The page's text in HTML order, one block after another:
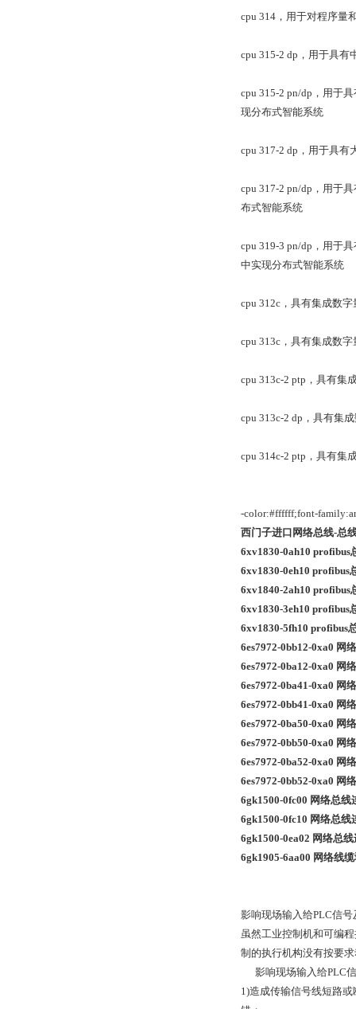
cpu 314，用于对程序量
cpu 315-2 dp，用于具有
cpu 315-2 pn/dp，用于
现分布式智能系统
cpu 317-2 dp，用于具有
cpu 317-2 pn/dp，用于
布式智能系统
cpu 319-3 pn/dp，用于
中实现分布式智能系统
cpu 312c，具有集成数
cpu 313c，具有集成数
cpu 313c-2 ptp，具有集
cpu 313c-2 dp，具有集
cpu 314c-2 ptp，具有集
-color:#ffffff;font-
西门子进口网络总线-总
6xv1830-0ah10 profibus
6xv1830-0eh10 profibus
6xv1840-2ah10 profibus
6xv1830-3eh10 profibus
6xv1830-5fh10 profibus
6es7972-0bb12-0xa0 网
6es7972-0ba12-0xa0 网
6es7972-0ba41-0xa0 网
6es7972-0bb41-0xa0 网
6es7972-0ba50-0xa0 网
6es7972-0bb50-0xa0 网
6es7972-0ba52-0xa0 网
6es7972-0bb52-0xa0 网
6gk1500-0fc00 网络总线
6gk1500-0fc10 网络总线
6gk1500-0ea02 网络总
6gk1905-6aa00 网络线
影响现场输入给PLC信
虽然工业控制机和可编
制的执行机构没有按要
影响现场输入给PLC
1)造成传输信号线短路